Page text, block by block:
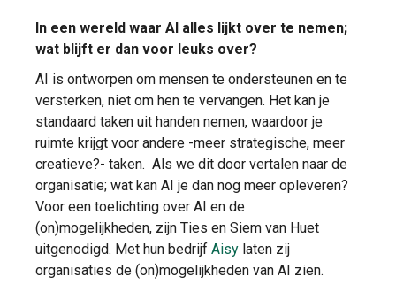
In een wereld waar AI alles lijkt over te nemen;
wat blijft er dan voor leuks over?
AI is ontworpen om mensen te ondersteunen en te
versterken, niet om hen te vervangen. Het kan je
standaard taken uit handen nemen, waardoor je
ruimte krijgt voor andere -meer strategische, meer
creatieve?- taken. Als we dit door vertalen naar de
organisatie; wat kan AI je dan nog meer opleveren?
Voor een toelichting over AI en de
(on)mogelijkheden, zijn Ties en Siem van Huet
uitgenodigd. Met hun bedrijf Aisy laten zij
organisaties de (on)mogelijkheden van AI zien.